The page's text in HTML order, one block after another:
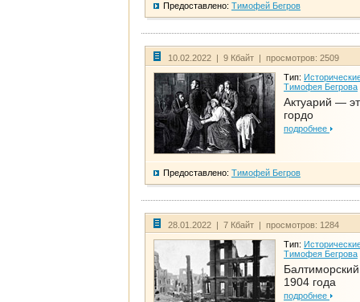
Предоставлено: Тимофей Бегров
10.02.2022 | 9 Кбайт | просмотров: 2509
Тип:
Тимофея Бегрова
Актуарий —
гордо
подробнее
Предоставлено: Тимофей Бегров
28.01.2022 | 7 Кбайт | просмотров: 1284
Тип:
Тимофея Бегрова
1904 года
подробнее